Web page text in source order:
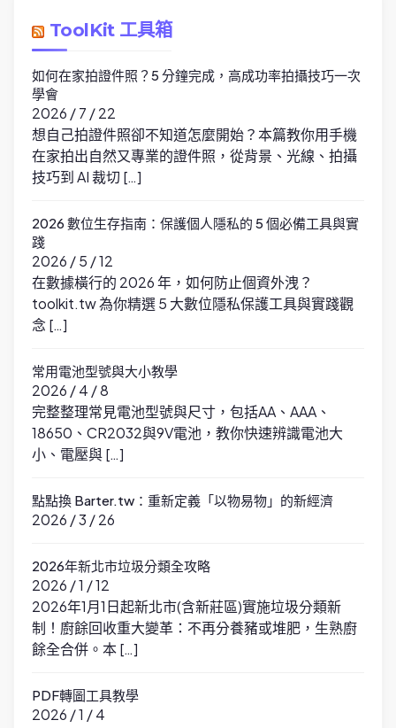
ToolKit 工具箱
如何在家拍證件照？5 分鐘完成，高成功率拍攝技巧一次
學會
2026 / 7 / 22
想自己拍證件照卻不知道怎麼開始？本篇教你用手機
在家拍出自然又專業的證件照，從背景、光線、拍攝
技巧到 AI 裁切 […]
2026 數位生存指南：保護個人隱私的 5 個必備工具與實
踐
2026 / 5 / 12
在數據橫行的 2026 年，如何防止個資外洩？
toolkit.tw 為你精選 5 大數位隱私保護工具與實踐觀
念 […]
常用電池型號與大小教學
2026 / 4 / 8
完整整理常見電池型號與尺寸，包括AA、AAA、
18650、CR2032與9V電池，教你快速辨識電池大
小、電壓與 […]
點點換 Barter.tw：重新定義「以物易物」的新經濟
2026 / 3 / 26
2026年新北市垃圾分類全攻略
2026 / 1 / 12
2026年1月1日起新北市(含新莊區)實施垃圾分類新
制！廚餘回收重大變革：不再分養豬或堆肥，生熟廚
餘全合併。本 […]
PDF轉圖工具教學
2026 / 1 / 4